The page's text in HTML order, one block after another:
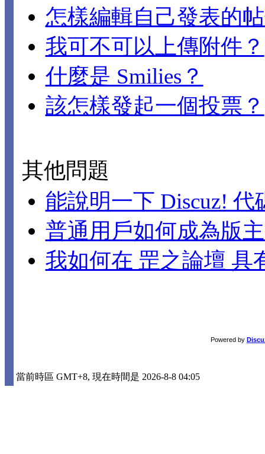
怎樣編輯自己發表的
我可不可以上傳附件？
什麼是 Smilies？
該怎樣發起一個投票？
其他問題
能說明一下 Discuz! 代
普通用戶如何成為版
我如何在 罡之論壇 具
Powered by
當前時區 GMT+8, 現在時間是 2026-8-8 04:05